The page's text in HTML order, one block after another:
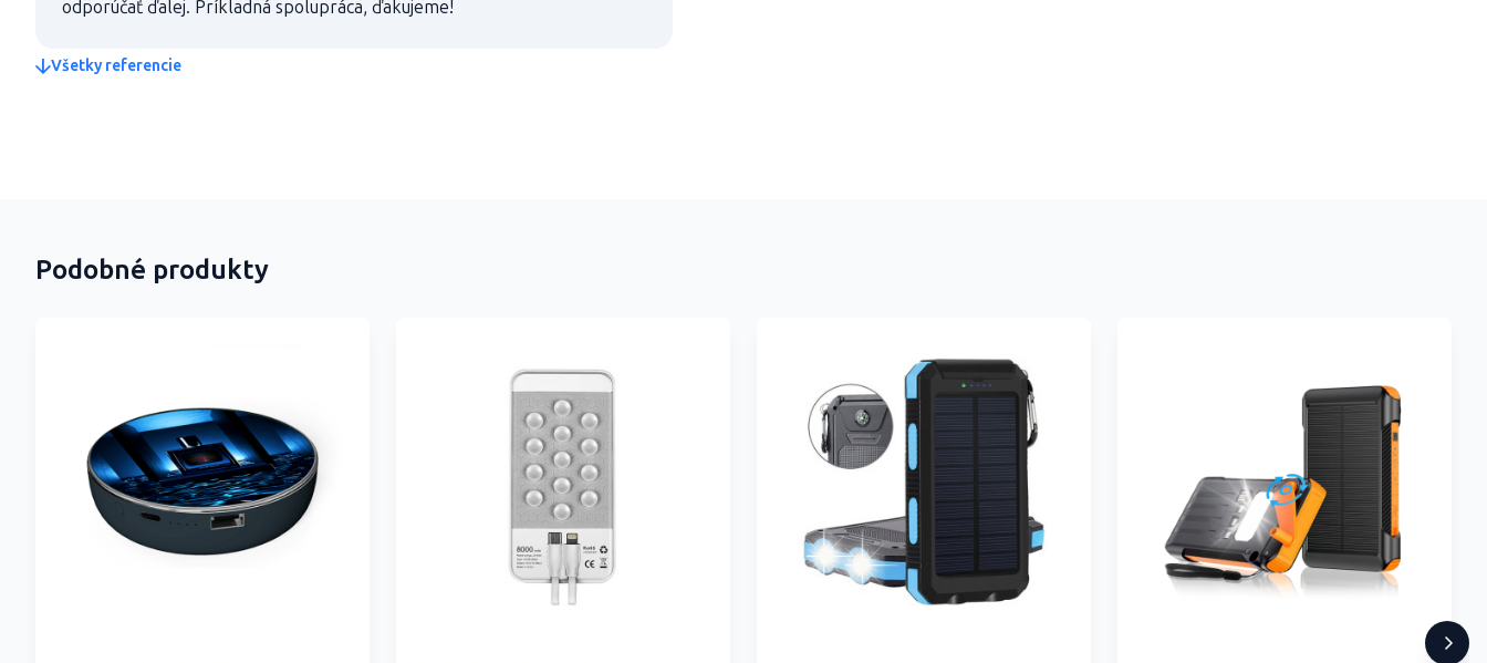
odporúčať ďalej. Príkladná spolupráca, ďakujeme!
Všetky referencie
Podobné produkty